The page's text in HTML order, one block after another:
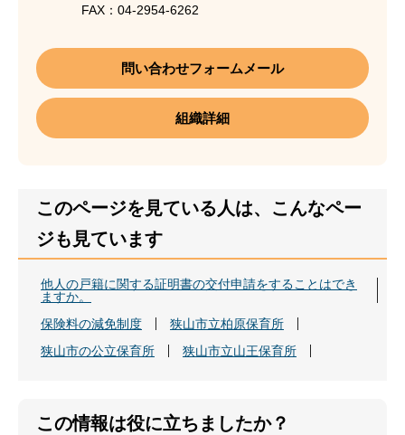
FAX：04-2954-6262
問い合わせフォームメール
組織詳細
このページを見ている人は、こんなペー
ジも見ています
他人の戸籍に関する証明書の交付申請をすることはでき
ますか。
保険料の減免制度
狭山市立柏原保育所
狭山市の公立保育所
狭山市立山王保育所
この情報は役に立ちましたか？